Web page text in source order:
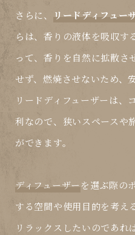
さらに、 リードディフュー
らは、香りの液体を吸収す
って、香りを自然に拡散さ
せず、燃焼させないため、
リードディフューザーは、
利なので、狭いスペースや
ができます。
ディフューザーを選ぶ際の
する空間や使用目的を考え
リラックスしたいのであれ